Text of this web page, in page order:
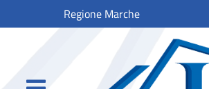
Regione Marche